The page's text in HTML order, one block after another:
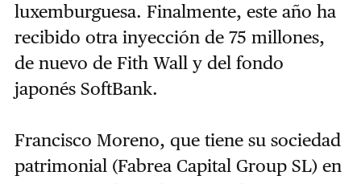
luxemburguesa. Finalmente, este año ha
recibido otra inyección de 75 millones,
de nuevo de Fith Wall y del fondo
japonés SoftBank.
Francisco Moreno, que tiene su sociedad
patrimonial (Fabrea Capital Group SL) en